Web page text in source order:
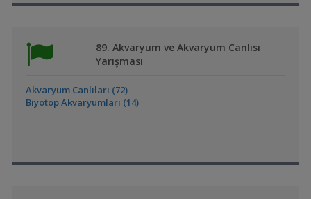
89. Akvaryum ve Akvaryum Canlısı
Yarışması
Akvaryum Canlıları (72)
Biyotop Akvaryumları (14)